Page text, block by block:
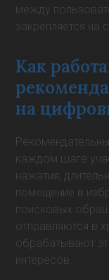
между
закрепляется на
Как
на
каждом шаге
нажатия,
помещение в
поисковых
отправляются в
обрабатывают
интересов.